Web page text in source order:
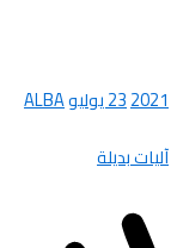
202123 يوليو
ALBA
آليات بديلة